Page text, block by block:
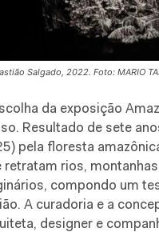
Salgado, 2022. Foto: MARIO
da exposição
Resultado de sete
pela floresta
retratam rios,
compondo um
A curadoria e a
designer e